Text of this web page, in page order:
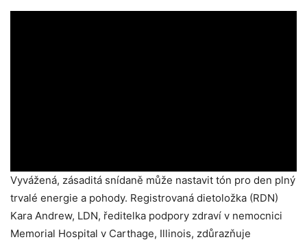
Vyvážená, zásaditá snídaně může nastavit tón pro den plný
trvalé energie a pohody. Registrovaná dietoložka (RDN)
Kara Andrew, LDN, ředitelka podpory zdraví v nemocnici
Memorial Hospital v Carthage, Illinois, zdůrazňuje